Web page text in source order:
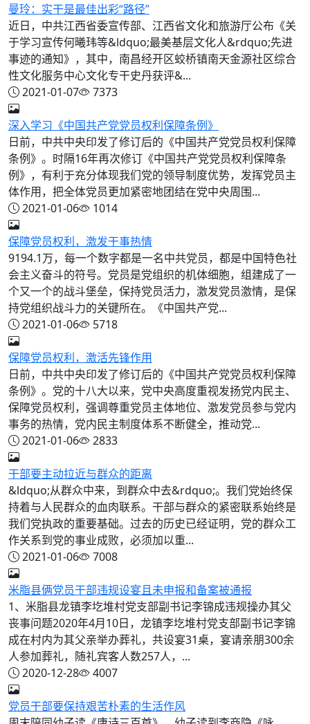
曼玲：实干是最佳出彩“路径”
近日，中共江西省委宣传部、江西省文化和旅游厅公布《关
于学习宣传何曦玮等&ldquo;最美基层文化人&rdquo;先进
事迹的通知》，其中，南昌经开区蛟桥镇南天金源社区综合
性文化服务中心文化专干史丹获评&...
2021-01-07
7373
深入学习《中国共产党党员权利保障条例》
日前，中共中央印发了修订后的《中国共产党党员权利保障
条例》。时隔16年再次修订《中国共产党党员权利保障条
例》，有利于充分体现我们党的领导制度优势，发挥党员主
体作用，把全体党员更加紧密地团结在党中央周围...
2021-01-06
1014
保障党员权利，激发干事热情
9194.1万，每一个数字都是一名中共党员，都是中国特色社
会主义奋斗的符号。党员是党组织的机体细胞，组建成了一
个又一个的战斗堡垒，保持党员活力，激发党员激情，是保
持党组织战斗力的关键所在。《中国共产党...
2021-01-06
5718
保障党员权利，激活先锋作用
日前，中共中央印发了修订后的《中国共产党党员权利保障
条例》。党的十八大以来，党中央高度重视发扬党内民主、
保障党员权利，强调尊重党员主体地位、激发党员参与党内
事务的热情，党内民主制度体系不断健全，推动党...
2021-01-06
2833
干部要主动拉近与群众的距离
&ldquo;从群众中来，到群众中去&rdquo;。我们党始终保
持着与人民群众的血肉联系。干部与群众的紧密联系始终是
我们党执政的重要基础。过去的历史已经证明，党的群众工
作关系到党的事业成败，必须加以重...
2021-01-06
7008
米脂县俩党员干部违规设宴且未申报和备案被通报
1、米脂县龙镇李圪堆村党支部副书记李锦成违规操办其父
丧事问题2020年4月10日，龙镇李圪堆村党支部副书记李锦
成在村内为其父亲举办葬礼，共设宴31桌，宴请亲朋300余
人参加葬礼，随礼宾客人数257人，...
2020-12-28
4007
党员干部要保持艰苦朴素的生活作风